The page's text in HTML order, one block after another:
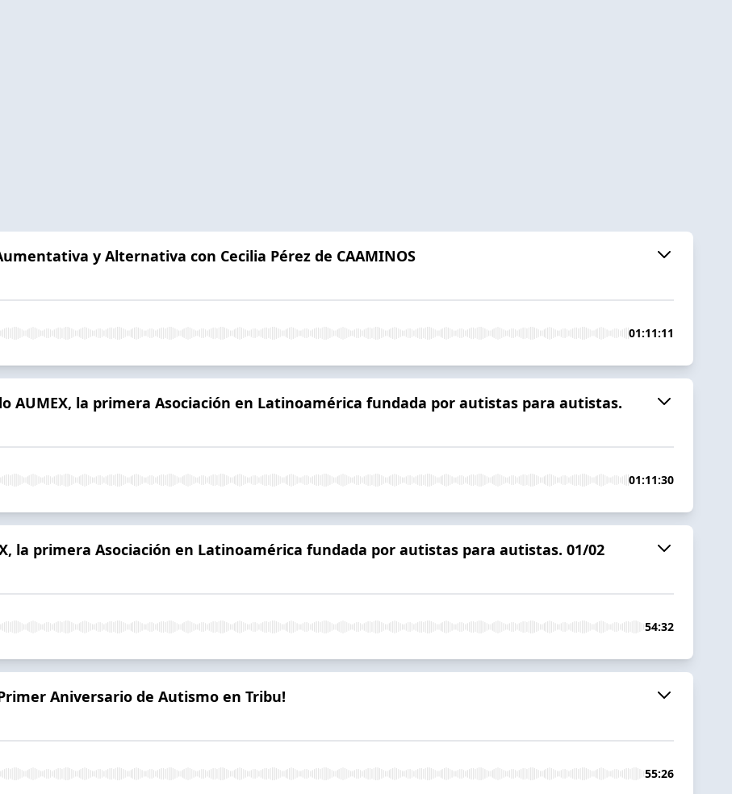
y Alternativa con Cecilia Pérez de CAAMINOS
01:11:11
AUMEX, la primera Asociación en Latinoamérica fundada por autistas para autistas.
01:11:30
la primera Asociación en Latinoamérica fundada por autistas para autistas. 01/02
54:32
Aniversario de Autismo en Tribu!
55:26